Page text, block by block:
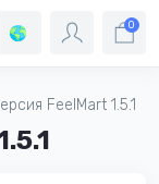
0
FeelMart 1.5.1